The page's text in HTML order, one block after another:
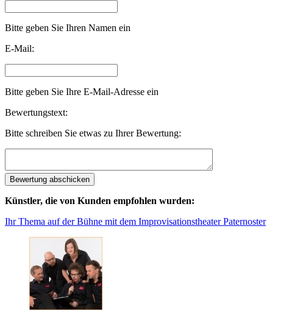
Bitte geben Sie Ihren Namen ein
E-Mail:
Bitte geben Sie Ihre E-Mail-Adresse ein
Bewertungstext:
Bitte schreiben Sie etwas zu Ihrer Bewertung:
Künstler, die von Kunden empfohlen wurden:
Ihr Thema auf der Bühne mit dem Improvisationstheater Paternoster